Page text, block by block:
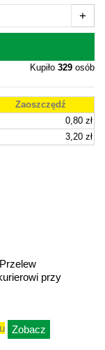
+
Kupiło 329 osób
Zaoszczędź
0,80 zł
3,20 zł
przy
Zobacz